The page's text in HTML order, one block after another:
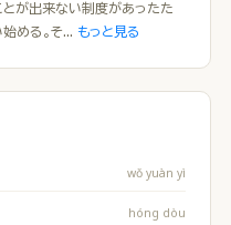
が出来ない制度があったた
める。そ... もっと見る
wǒ yuàn yì
hóng dòu